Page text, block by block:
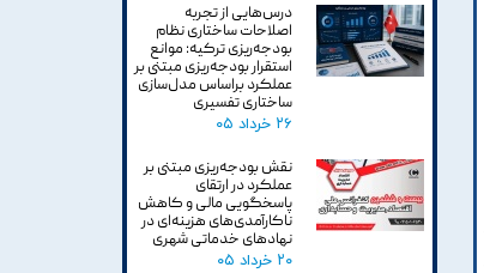
درس‌هایی از تجربه
اصلاحات ساختاری نظام
بودجه‌ریزی ترکیه: موانع
استقرار بودجه‌ریزی مبتنی بر
عملکرد براساس مدل‌سازی
ساختاری تفسیری
۲۶ خرداد ۰۵
نقش بودجه‌ریزی مبتنی بر
عملکرد در ارتقای
پاسخگویی مالی و کاهش
ناکارآمدی‌های هزینه‌ای در
نهادهای خدماتی شهری
۲۰ خرداد ۰۵